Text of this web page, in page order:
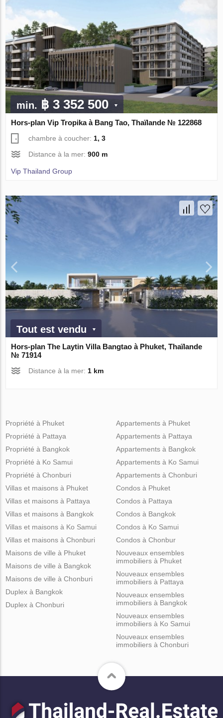
min. ฿ 3 352 500
Hors-plan Vip Tropika à Bang Tao, Thaïlande № 122868
chambre à coucher:1, 3
Distance à la mer:900 m
Vip Thailand Group
Tout est vendu
Hors-plan The Laytin Villa Bangtao à Phuket, Thaïlande
№ 71914
Distance à la mer: 1 km
Propriété à Phuket
Propriété à Pattaya
Propriété à Bangkok
Propriété à Ko Samui
Propriété à Chonburi
Appartements à Phuket
Appartements à Pattaya
Appartements à Bangkok
Appartements à Ko Samui
Appartements à Chonburi
Villas et maisons à Phuket
Villas et maisons à Pattaya
Villas et maisons à Bangkok
Villas et maisons à Ko Samui
Villas et maisons à Chonburi
Condos à Phuket
Condos à Pattaya
Condos à Bangkok
Condos à Ko Samui
Condos à Chonbur
Maisons de ville à Phuket
Maisons de ville à Bangkok
Maisons de ville à Chonburi
Duplex à Bangkok
Duplex à Chonburi
Nouveaux ensembles
immobiliers à Phuket
Nouveaux ensembles
immobiliers à Pattaya
Nouveaux ensembles
immobiliers à Bangkok
Nouveaux ensembles
immobiliers à Ko Samui
Nouveaux ensembles
immobiliers à Chonburi